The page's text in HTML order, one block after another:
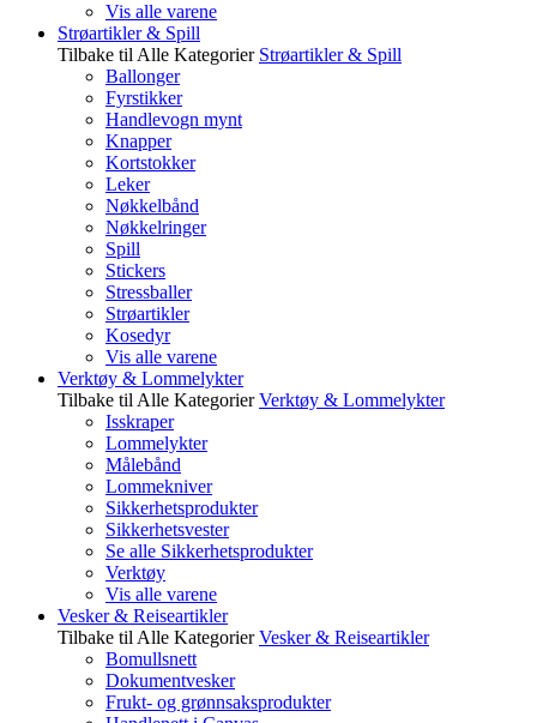
Vis alle varene
Strøartikler & Spill
Tilbake til Alle Kategorier Strøartikler & Spill
Ballonger
Fyrstikker
Handlevogn mynt
Knapper
Kortstokker
Leker
Nøkkelbånd
Nøkkelringer
Spill
Stickers
Stressballer
Strøartikler
Kosedyr
Vis alle varene
Verktøy & Lommelykter
Tilbake til Alle Kategorier Verktøy & Lommelykter
Isskraper
Lommelykter
Målebånd
Lommekniver
Sikkerhetsprodukter
Sikkerhetsvester
Se alle Sikkerhetsprodukter
Verktøy
Vis alle varene
Vesker & Reiseartikler
Tilbake til Alle Kategorier Vesker & Reiseartikler
Bomullsnett
Dokumentvesker
Frukt- og grønnsaksprodukter